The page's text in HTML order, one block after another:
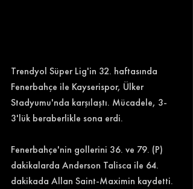
Trendyol Süper Lig'in 32. haftasında
Fenerbahçe ile Kayserispor, Ülker
Stadyumu'nda karşılaştı. Mücadele, 3-
3'lük beraberlikle sona erdi.
Fenerbahçe'nin gollerini 36. ve 79. (P)
dakikalarda Anderson Talisca ile 64.
dakikada Allan Saint-Maximin kaydetti.